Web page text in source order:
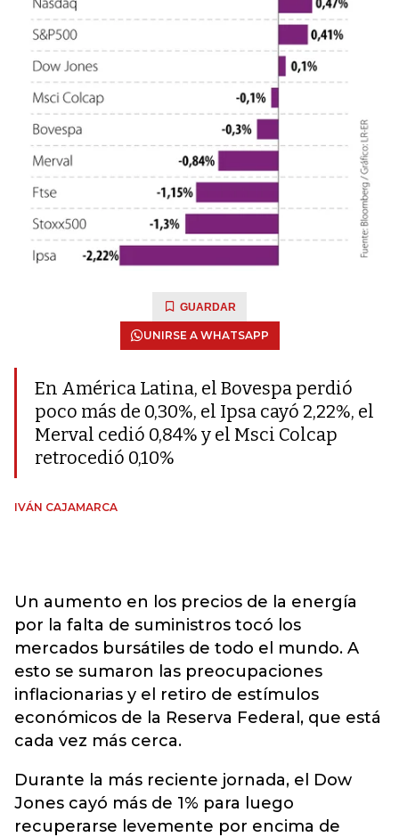
GUARDAR
UNIRSE A WHATSAPP
En América Latina, el Bovespa perdió
poco más de 0,30%, el Ipsa cayó 2,22%, el
Merval cedió 0,84% y el Msci Colcap
retrocedió 0,10%
IVÁN CAJAMARCA
Un aumento en los precios de la energía
por la falta de suministros tocó los
mercados bursátiles de todo el mundo. A
esto se sumaron las preocupaciones
inflacionarias y el retiro de estímulos
económicos de la Reserva Federal, que está
cada vez más cerca.
Durante la más reciente jornada, el Dow
Jones cayó más de 1% para luego
recuperarse levemente por encima de